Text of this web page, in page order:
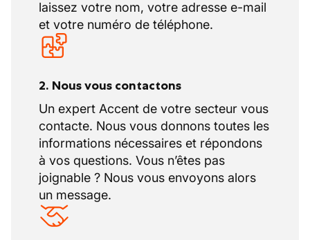
laissez votre nom, votre adresse e-mail
et votre numéro de téléphone.
2. Nous vous contactons
Un expert Accent de votre secteur vous
contacte. Nous vous donnons toutes les
informations nécessaires et répondons
à vos questions. Vous n’êtes pas
joignable ? Nous vous envoyons alors
un message.